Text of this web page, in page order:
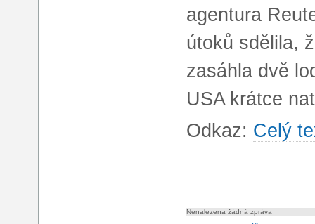
agentura
útoků sdělila,
zasáhla dvě
USA krátce
Odkaz: Celý
Nenalezena žádná zpráva